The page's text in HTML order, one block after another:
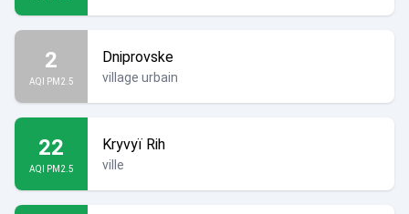
2
AQI PM2.5
Dniprovske
village urbain
22
AQI PM2.5
Kryvyï Rih
ville